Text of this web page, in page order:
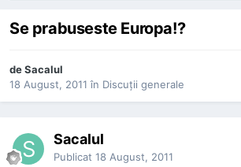
Se prabuseste Europa!?
deSacalul
18 August, 2011 în Discuţii generale
Sacalul
Publicat 18 August, 2011